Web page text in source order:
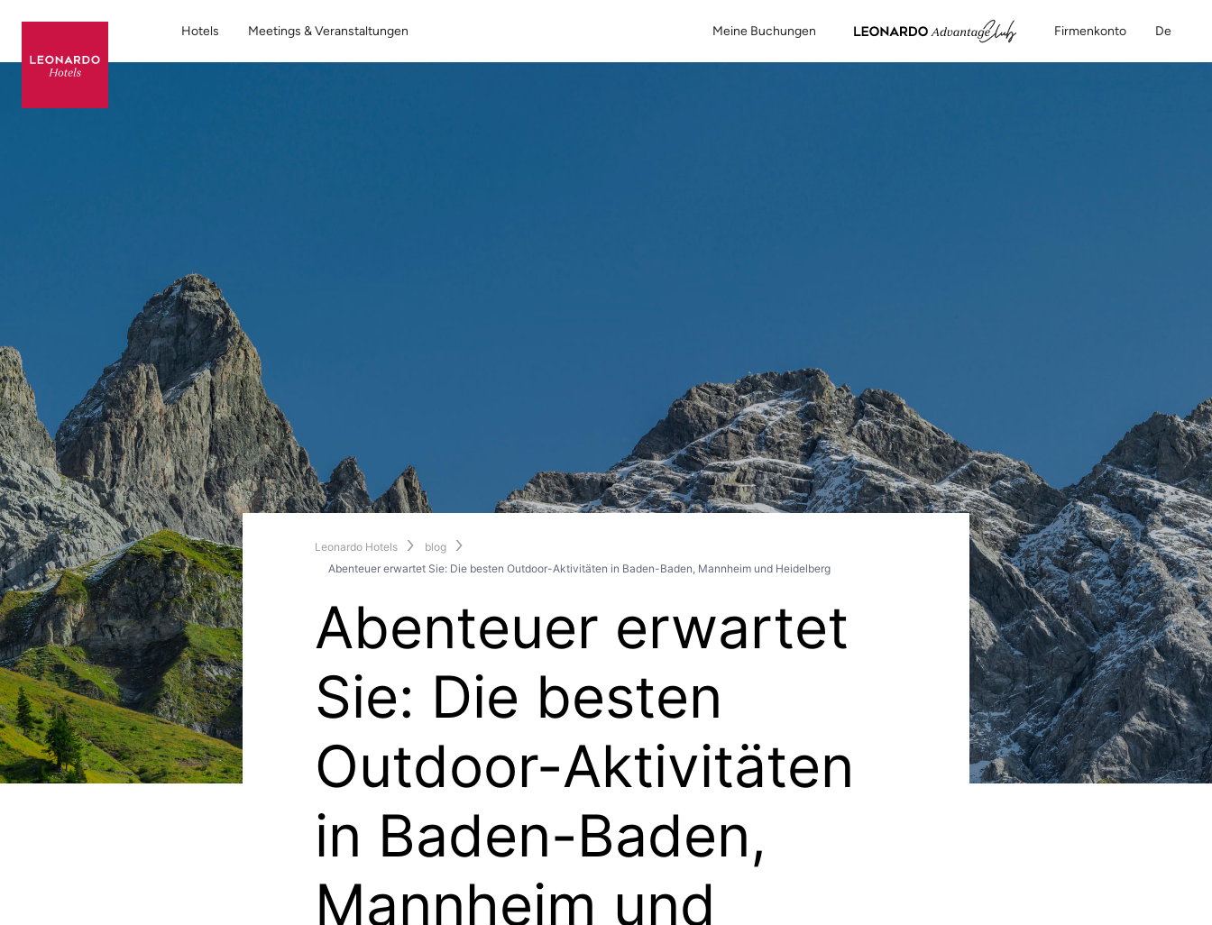
Hotels Meetings & Veranstaltungen Meine Buchungen Firmenkonto De
Leonardo Hotels
blog
Abenteuer erwartet Sie: Die besten Outdoor-Aktivitäten in Baden-Baden, Mannheim und Heidelberg
Abenteuer erwartet
Sie: Die besten
Outdoor-Aktivitäten
in Baden-Baden,
Mannheim und